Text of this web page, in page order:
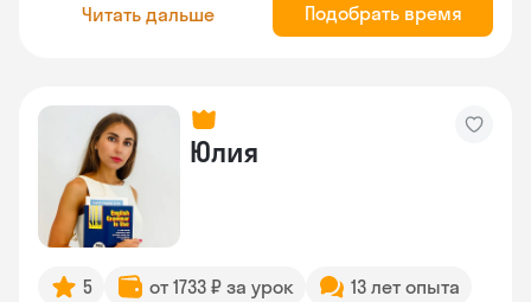
Читать дальше Подобрать время
Юлия
5 от 1733 ₽ за урок
13 лет опыта